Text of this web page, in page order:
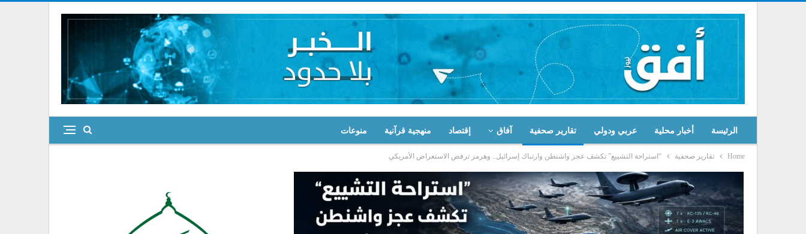
الرئيسة أخبار محلية عربي ودولي تقارير صحفية آفاق إقتصاد منهجية قرآنية منوعات
Home تقارير صحفية “استراحة التشييع” تكشف عجز واشنطن وارتباك إسرائيل.. وهرمز ترفض الاستعراض الأمريكي